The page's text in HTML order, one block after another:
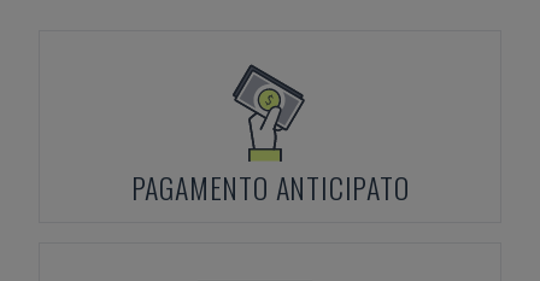
PAGAMENTO ANTICIPATO